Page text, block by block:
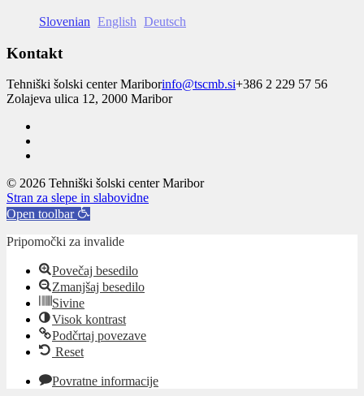
Slovenian English Deutsch
Kontakt
Tehniški šolski center Mariborinfo@tscmb.si+386 2 229 57 56
Zolajeva ulica 12, 2000 Maribor
© 2026 Tehniški šolski center Maribor
Stran za slepe in slabovidne
Open toolbar
Pripomočki za invalide
Povečaj besedilo
Zmanjšaj besedilo
Sivine
Visok kontrast
Podčrtaj povezave
Reset
Povratne informacije